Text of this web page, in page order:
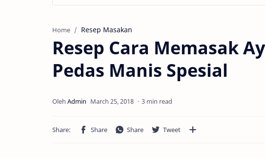
Home Resep Masakan
Resep Cara Memasak
Pedas Manis Spesial
3 min read